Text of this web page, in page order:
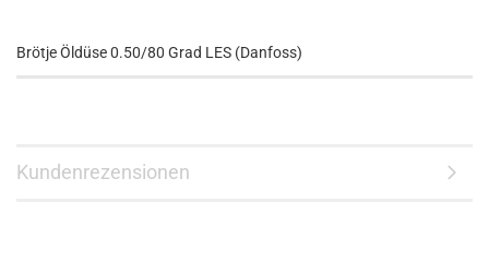
Brötje Öldüse 0.50/80 Grad LES (Danfoss)
Kundenrezensionen